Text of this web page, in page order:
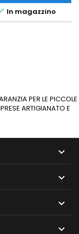
In magazzino
PER LE PICCOLE
ARTIGIANATO E



